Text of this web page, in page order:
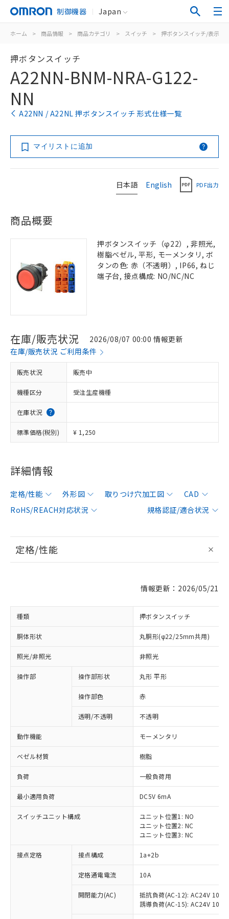
制御機器 Japan
ホーム > 商品情報 > 商品カテゴリ > スイッチ > 押ボタンスイッチ/表示灯
押ボタンスイッチ
A22NN-BNM-NRA-G122-
NN
A22NN / A22NL 押ボタンスイッチ 形式仕様一覧
マイリストに追加
日本語 English PDF出力
商品概要
押ボタンスイッチ（φ22）, 非照光,
樹脂ベゼル, 平形, モーメンタリ, ボ
タンの色: 赤（不透明）, IP66, ねじ
端子台, 接点構成: NO/NC/NC
在庫/販売状況
2026/08/07 00:00 情報更新
在庫/販売状況 ご利用条件
販売状況 販売中
機種区分 受注生産機種
在庫状況
標準価格(税別) ¥ 1,250
詳細情報
定格/性能 外形図 取りつけ穴加工図
CAD
RoHS/REACH対応状況
規格認証/適合状況
定格/性能
情報更新：2026/05/21
種類 押ボタンスイッチ
胴体形状 丸胴形(φ22/25mm共用)
照光/非照光 非照光
操作部 操作部形状 丸形 平形
操作部色 赤
透明/不透明 不透明
動作機能 モーメンタリ
ベゼル材質 樹脂
負荷 一般負荷用
最小適用負荷 DC5V 6mA
スイッチユニット構成
ユニット位置1: NO
ユニット位置2: NC
ユニット位置3: NC
接点定格 接点構成 1a+2b
定格通電電流 10A
開閉能力(AC)
抵抗負荷(AC-12): AC24V 10A/
誘導負荷(AC-15): AC24V
※1 対応状況
対応済み：EU RoHS指令（10物質）の
非含有に対応した製品が提供可能な商品で
対応予定：EU RoHS指令（10物質）の非含